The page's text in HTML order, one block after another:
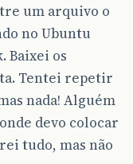
um arquivo o
no Ubuntu
Baixei os
Tentei repetir
nada! Alguém
devo colocar
tudo, mas não